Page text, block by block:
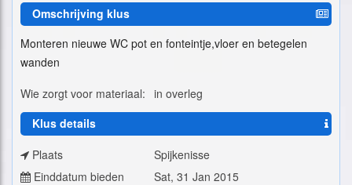
Omschrijving klus
Monteren nieuwe WC pot en fonteintje,vloer en betegelen
wanden
Wie zorgt voor materiaal: in overleg
Klus details
Plaats
Spijkenisse
Einddatum bieden
Sat, 31 Jan 2015